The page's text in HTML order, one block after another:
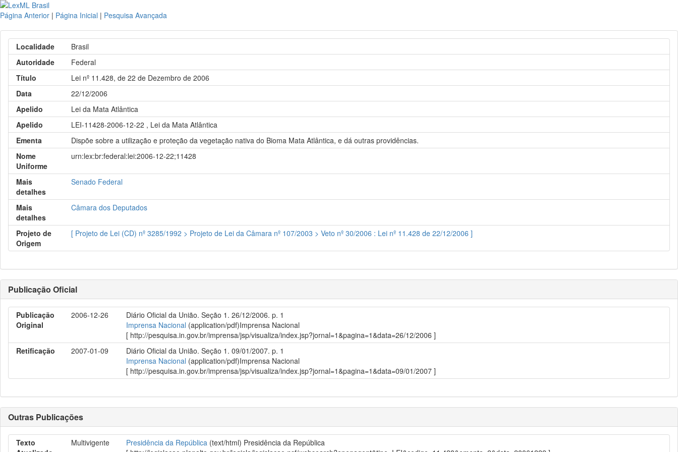
Página Anterior | Página Inicial | Pesquisa Avançada
Localidade
Brasil
Autoridade
Federal
Título
Lei nº 11.428, de 22 de Dezembro de 2006
Data
22/12/2006
Apelido
Lei da Mata Atlântica
Apelido
LEI-11428-2006-12-22 , Lei da Mata Atlântica
Ementa
Dispõe sobre a utilização e proteção da vegetação nativa do Bioma Mata Atlântica, e dá outras providências.
Nome
Uniforme
urn:lex:br:federal:lei:2006-12-22;11428
Mais
detalhes
Senado Federal
Mais
detalhes
Câmara dos Deputados
Projeto de
Origem
[ Projeto de Lei (CD) nº 3285/1992 > Projeto de Lei da Câmara nº 107/2003 > Veto nº 30/2006 : Lei nº 11.428 de 22/12/2006 ]
Publicação Oficial
Publicação
Original
2006-12-26
Diário Oficial da União. Seção 1. 26/12/2006. p. 1
Imprensa Nacional (application/pdf)Imprensa Nacional
[ http://pesquisa.in.gov.br/imprensa/jsp/visualiza/index.jsp?jornal=1&pagina=1&data=26/12/2006 ]
Retificação
2007-01-09
Diário Oficial da União. Seção 1. 09/01/2007. p. 1
Imprensa Nacional (application/pdf)Imprensa Nacional
[ http://pesquisa.in.gov.br/imprensa/jsp/visualiza/index.jsp?jornal=1&pagina=1&data=09/01/2007 ]
Outras Publicações
Texto
Multivigente Presidência da República (text/html) Presidência da República